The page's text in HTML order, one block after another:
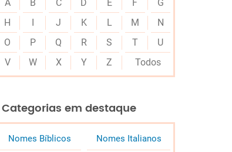
A B C D E F
G
H
I J K L M
N
O
P Q R S T
U
V
W X Y Z Todos
Categorias em destaque
Nomes Bíblicos Nomes Italianos